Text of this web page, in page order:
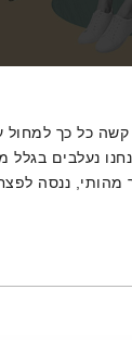
כל כך למחול
נעלבים
מהותי, ננסה